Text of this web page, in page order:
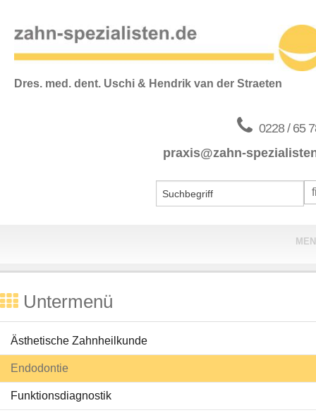
Dres. med. dent. Uschi & Hendrik van der Straeten
0228 / 65
praxis@zahn-
Praxis & Team
Behandlungen
Ratgeber Zähne
Untermenü
Ästhetische Zahnheilkunde
Endodontie
Funktionsdiagnostik